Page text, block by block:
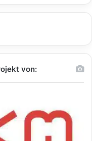
von: